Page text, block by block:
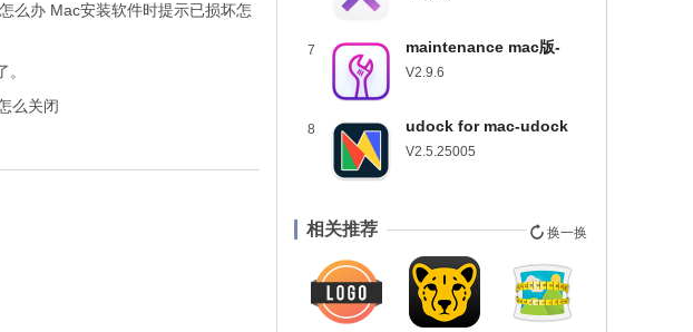
7
maintenance mac版-
maintenance for mac下
V2.9.6
8
udock for mac-udock
mac版下载 v2.5.25005
V2.5.25005
换一换
相关推荐
么办 Mac安装软件时提示已损坏怎
么关闭